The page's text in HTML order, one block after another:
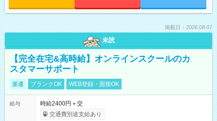
掲載日：2026.08.07
未読
【完全在宅&高時給】オンラインスクールのカ
スタマーサポート
派遣 ブランクOK WEB登録・面接OK
給与
時給2400円＋交
交通費別途支給あり